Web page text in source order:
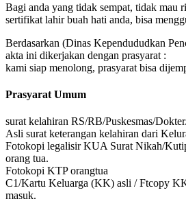
Bagi anda yang tidak sempat, tidak mau
sertifikat lahir buah hati anda, bisa
Berdasarkan (Dinas Kependududkan
akta ini dikerjakan dengan prasyarat :
kami siap menolong, prasyarat bisa
Prasyarat Umum
surat kelahiran RS/RB/Puskesmas/
Asli surat keterangan kelahiran dari
Fotokopi legalisir KUA Surat Nikah/
orang tua.
Fotokopi KTP orangtua
C1/Kartu Keluarga (KK) asli / Ftcopy
masuk.